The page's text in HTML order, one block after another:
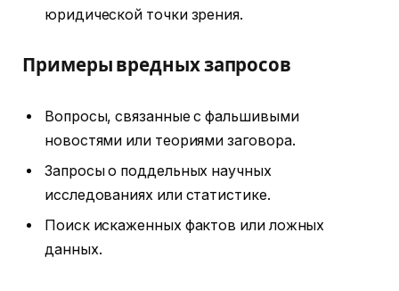
юридической точки зрения.
Примеры вредных запросов
Вопросы, связанные с фальшивыми
новостями или теориями заговора.
Запросы о поддельных научных
исследованиях или статистике.
Поиск искаженных фактов или ложных
данных.